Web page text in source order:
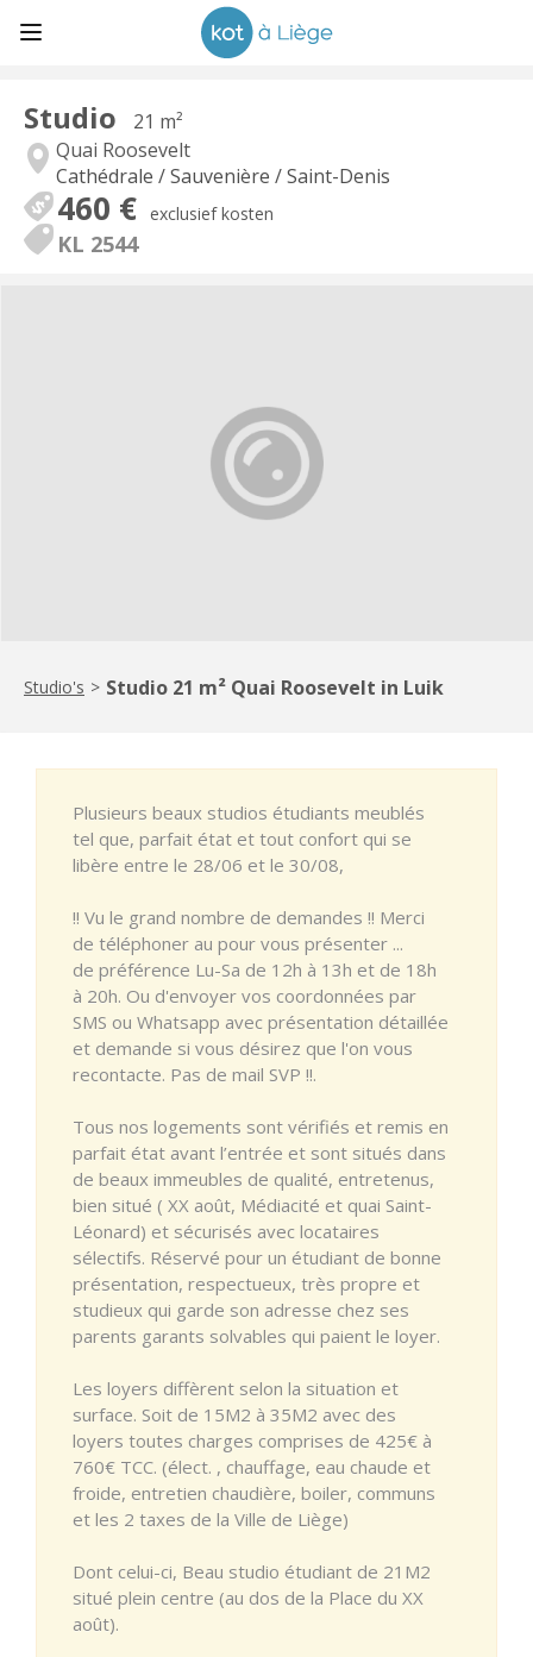
Studio
21 m²
Quai Roosevelt
Cathédrale / Sauvenière / Saint-Denis
460 € exclusief kosten
KL 2544
Studio's > Studio 21 m² Quai Roosevelt in Luik
Plusieurs beaux studios étudiants meublés
tel que, parfait état et tout confort qui se
libère entre le 28/06 et le 30/08,
!! Vu le grand nombre de demandes !! Merci
de téléphoner au pour vous présenter ...
de préférence Lu-Sa de 12h à 13h et de 18h
à 20h. Ou d'envoyer vos coordonnées par
SMS ou Whatsapp avec présentation détaillée
et demande si vous désirez que l'on vous
recontacte. Pas de mail SVP !!.
Tous nos logements sont vérifiés et remis en
parfait état avant l’entrée et sont situés dans
de beaux immeubles de qualité, entretenus,
bien situé ( XX août, Médiacité et quai Saint-
Léonard) et sécurisés avec locataires
sélectifs. Réservé pour un étudiant de bonne
présentation, respectueux, très propre et
studieux qui garde son adresse chez ses
parents garants solvables qui paient le loyer.
Les loyers diffèrent selon la situation et
surface. Soit de 15M2 à 35M2 avec des
loyers toutes charges comprises de 425€ à
760€ TCC. (élect. , chauffage, eau chaude et
froide, entretien chaudière, boiler, communs
et les 2 taxes de la Ville de Liège)
Dont celui-ci, Beau studio étudiant de 21M2
situé plein centre (au dos de la Place du XX
août).